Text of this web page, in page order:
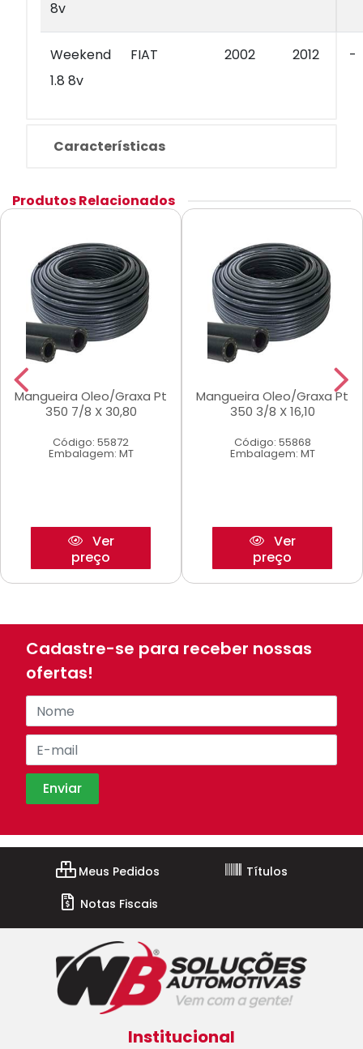
8v
Weekend
1.8 8v
FIAT 2002 2012 -
Características
Produtos Relacionados
Mangueira Oleo/Graxa Pt
350 7/8 X 30,80
Código: 55872
Embalagem: MT
Ver
preço
Mangueira Oleo/Graxa Pt
350 3/8 X 16,10
Código: 55868
Embalagem: MT
Ver
preço
Cadastre-se para receber nossas
ofertas!
Meus Pedidos
Títulos
Notas Fiscais
Institucional